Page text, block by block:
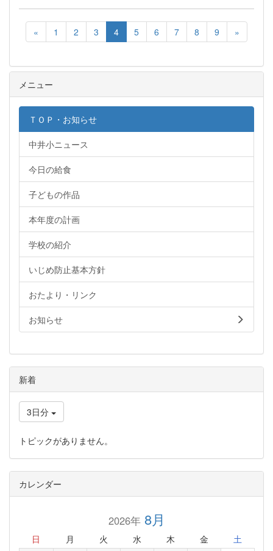
« 1 2 3 4 5 6 7 8 9 »
メニュー
ＴＯＰ・お知らせ
中井小ニュース
今日の給食
子どもの作品
本年度の計画
学校の紹介
いじめ防止基本方針
おたより・リンク
お知らせ
新着
3日分
トピックがありません。
カレンダー
2026年8月
日 月 火 水 木 金 土